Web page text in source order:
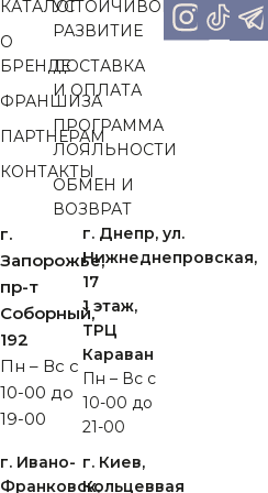
г.
Запорожье,
пр-т
Cоборный,
192
Пн – Вс с
10-00 до
19-00
г. Днепр, ул.
Нижнеднепровская,
17
1 этаж,
ТРЦ
Караван
Пн – Вс с
10-00 до
21-00
г. Ивано-
Франковск,
г. Киев,
Кольцеввая
КАТАЛОГ
О
БРЕНДЕ
ФРАНШИЗА
ПАРТНЕРАМ
КОНТАКТЫ
УСТОЙЧИВОЕ
РАЗВИТИЕ
ДОСТАВКА
И ОПЛАТА
ПРОГРАММА
ЛОЯЛЬНОСТИ
ОБМЕН И
ВОЗВРАТ